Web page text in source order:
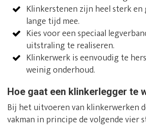
Klinkerstenen zijn heel sterk en
lange tijd mee.
Kies voor een speciaal
uitstraling te realiseren.
Klinkerwerk is eenvoudig te
weinig onderhoud.
Hoe gaat een klinkerlegger te
Bij het uitvoeren van klinkerwerken
vakman in principe de volgende vier